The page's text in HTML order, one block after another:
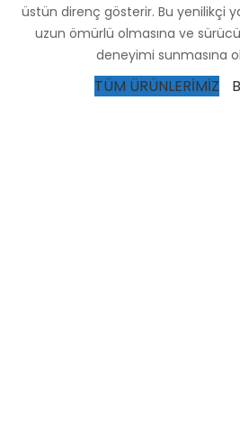
üstün direnç gösterir. Bu yenilikçi
uzun ömürlü olmasına ve
deneyimi sunmasına
TÜM ÜRÜNLERİMİZ